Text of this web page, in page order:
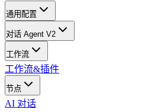
通用配置
对话 Agent V2
工作流
工作流&插件
节点
AI 对话